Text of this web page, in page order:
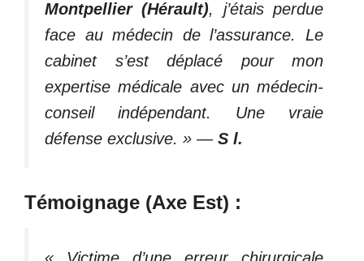
Montpellier (Hérault), j’étais perdue
face au médecin de l’assurance. Le
cabinet s’est déplacé pour mon
expertise médicale avec un médecin-
conseil indépendant. Une vraie
défense exclusive. » — S l.
Témoignage (Axe Est) :